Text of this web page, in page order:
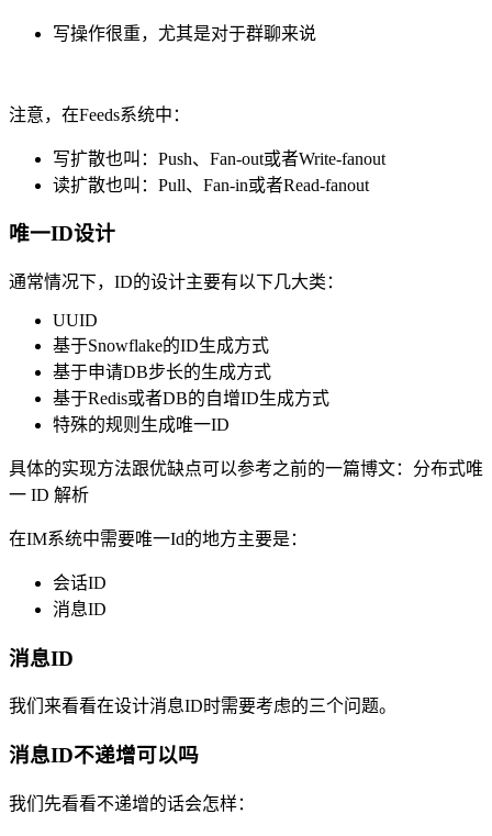
写操作很重，尤其是对于群聊来说
注意，在Feeds系统中：
写扩散也叫：Push、Fan-out或者Write-fanout
读扩散也叫：Pull、Fan-in或者Read-fanout
唯一ID设计
通常情况下，ID的设计主要有以下几大类：
UUID
基于Snowflake的ID生成方式
基于申请DB步长的生成方式
基于Redis或者DB的自增ID生成方式
特殊的规则生成唯一ID
具体的实现方法跟优缺点可以参考之前的一篇博文：分布式唯
一 ID 解析
在IM系统中需要唯一Id的地方主要是：
会话ID
消息ID
消息ID
我们来看看在设计消息ID时需要考虑的三个问题。
消息ID不递增可以吗
我们先看看不递增的话会怎样：